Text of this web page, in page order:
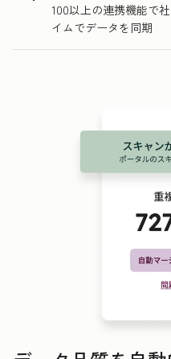
100以上の連携機能で
イムでデータを同期